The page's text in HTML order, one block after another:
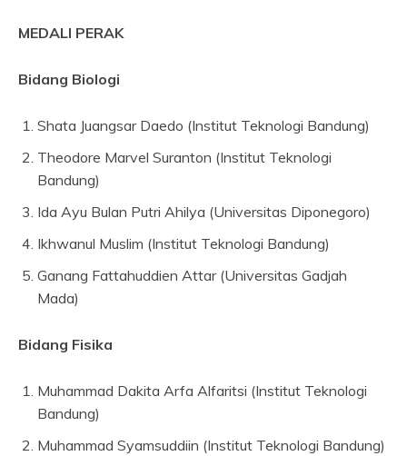
MEDALI PERAK
Bidang Biologi
Shata Juangsar Daedo (Institut Teknologi Bandung)
Theodore Marvel Suranton (Institut Teknologi
Bandung)
Ida Ayu Bulan Putri Ahilya (Universitas Diponegoro)
Ikhwanul Muslim (Institut Teknologi Bandung)
Ganang Fattahuddien Attar (Universitas Gadjah
Mada)
Bidang Fisika
Muhammad Dakita Arfa Alfaritsi (Institut Teknologi
Bandung)
Muhammad Syamsuddiin (Institut Teknologi Bandung)